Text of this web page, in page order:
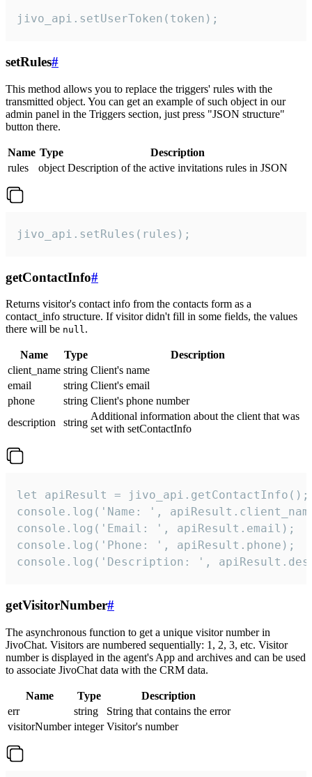
jivo_api.setUserToken(token);
setRules#
This method allows you to replace the triggers' rules with the
transmitted object. You can get an example of such object in our
admin panel in the Triggers section, just press "JSON structure"
button there.
Name Type
Description
rules
object Description of the active invitations rules in JSON
jivo_api.setRules(rules);
getContactInfo#
Returns visitor's contact info from the contacts form as a
contact_info structure. If visitor didn't fill in some fields, the values
there will be null.
Name Type
Description
client_name string Client's name
email
string Client's email
phone
string Client's phone number
description
string
Additional information about the client that was
set with setContactInfo
let apiResult = jivo_api.getContactInfo();
console.log('Name: ',
console.log('Email: ', apiResult.email);
console.log('Phone: ', apiResult.phone);
console.log('Description: ',
getVisitorNumber#
The asynchronous function to get a unique visitor number in
JivoChat. Visitors are numbered sequentially: 1, 2, 3, etc. Visitor
number is displayed in the agent's App and archives and can be used
to associate JivoChat data with the CRM data.
Name Type
Description
err
string
String that contains the error
visitorNumber integer Visitor's number